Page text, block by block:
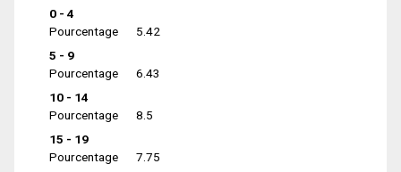
0 - 4
Pourcentage
5.42
5 - 9
Pourcentage
6.43
10 - 14
Pourcentage
8.5
15 - 19
Pourcentage
7.75